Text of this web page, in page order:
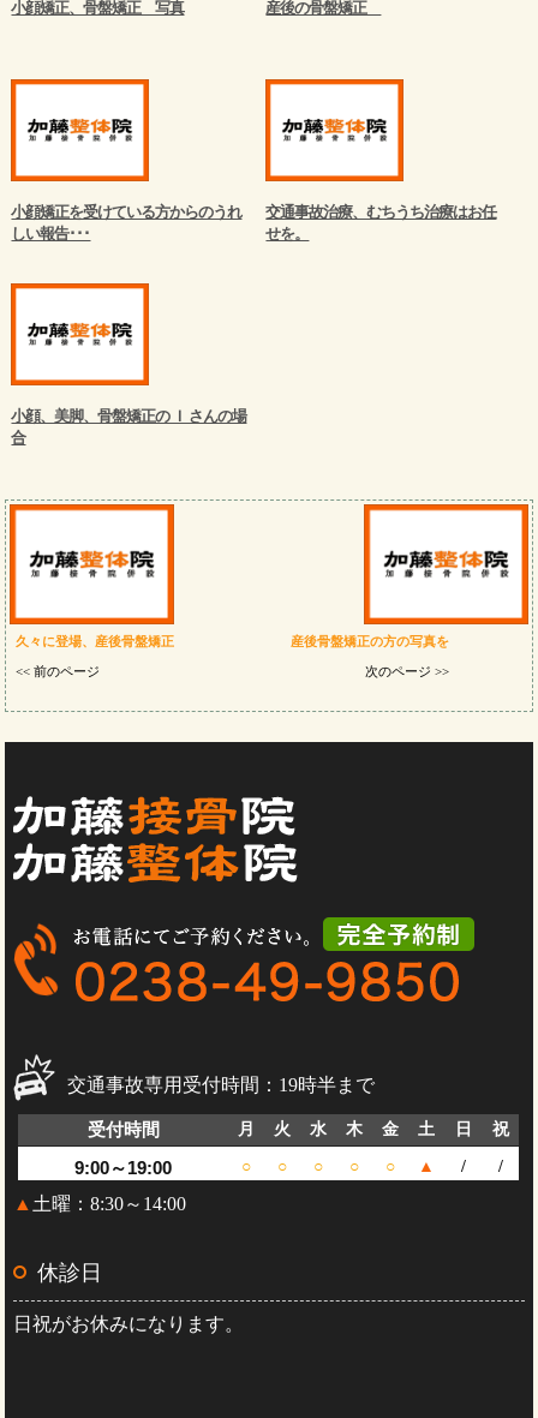
小顔矯正、骨盤矯正 写真 産後の骨盤矯正
小顔矯正を受けている方からのうれ
しい報告･･･
交通事故治療、むちうち治療はお任
せを。
小顔、美脚、骨盤矯正の Ｉ さんの場
合
久々に登場、産後骨盤矯正
<< 前のページ
産後骨盤矯正の方の写真を
次のページ >>
交通事故専用受付時間：19時半まで
受付時間 月 火 水 木 金 土 日 祝
9:00～19:00 ○ ○ ○ ○ ○ ▲ / /
▲ 土曜：8:30～14:00
休診日
日祝がお休みになります。